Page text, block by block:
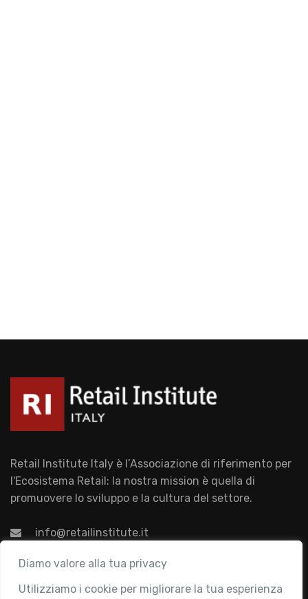
Diamo valore alla tua privacy
Utilizziamo i cookie per migliorare la tua esperienza
Retail Institute Italy è l’Associazione di riferimento per
l'Ecosistema Retail: la nostra mission è quella di
promuovere lo sviluppo e la cultura del settore.
info@retailinstitute.it
Associazione
Chi siamo